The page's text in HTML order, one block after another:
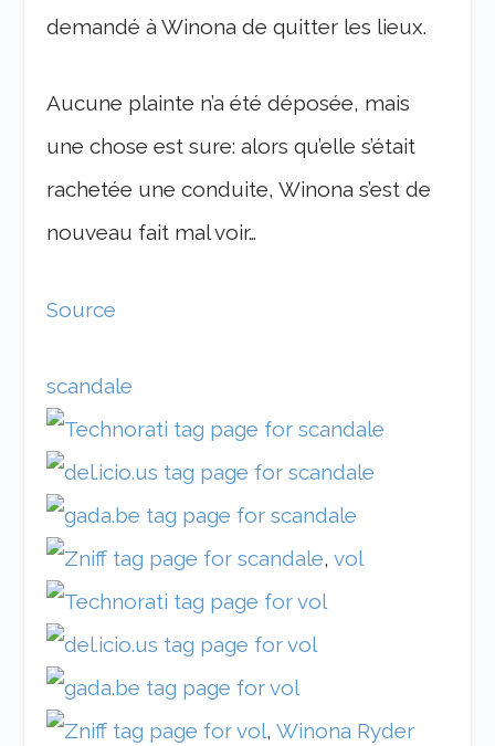
demandé à Winona de quitter les lieux.
Aucune plainte n’a été déposée, mais
une chose est sure: alors qu’elle s’était
rachetée une conduite, Winona s’est de
nouveau fait mal voir…
Source
scandale
,vol
,Winona Ryder